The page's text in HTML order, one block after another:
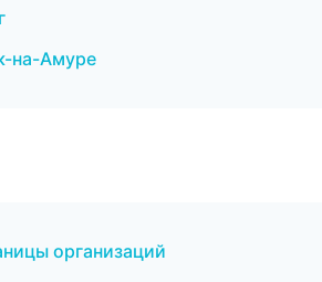
на-Амуре
организаций